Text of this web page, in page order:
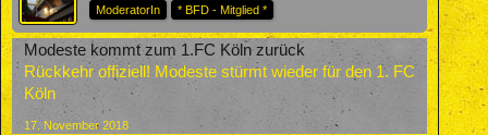
ModeratorIn
* BFD - Mitglied *
Modeste kommt zum 1.FC Köln zurück
Rückkehr offiziell! Modeste stürmt wieder für den 1. FC
Köln
17. November 2018